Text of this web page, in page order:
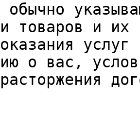
обычно
товаров и их
о вас,